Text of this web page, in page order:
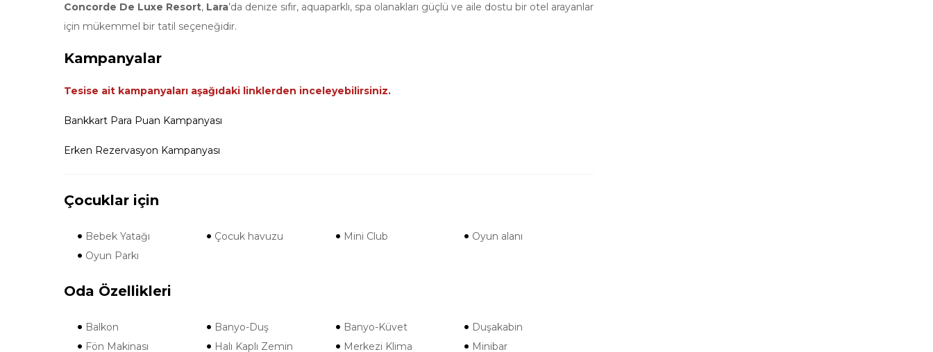
Concorde De Luxe Resort, Lara’da denize sıfır, aquaparklı, spa olanakları güçlü ve aile dostu bir otel arayanlar
için mükemmel bir tatil seçeneğidir.
Kampanyalar
Tesise ait kampanyaları aşağıdaki linklerden inceleyebilirsiniz.
Bankkart Para Puan Kampanyası
Erken Rezervasyon Kampanyası
Çocuklar için
Bebek Yatağı Çocuk havuzu Mini Club
Oyun alanı
Oyun Parkı
Oda Özellikleri
Balkon Banyo-Duş Banyo-Küvet
Duşakabin
Fön Makinası
Halı Kaplı Zemin Merkezi Klima
Minibar